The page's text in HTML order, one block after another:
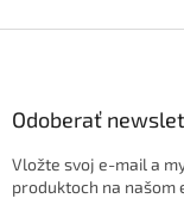
Odoberať
Vložte svoj e-mail a
produktoch na našom